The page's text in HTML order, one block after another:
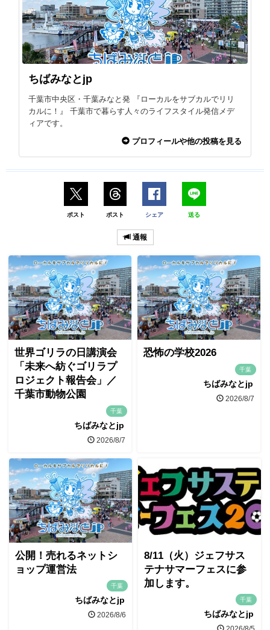
ちばみなとjp
千葉市中央区・千葉みなと発 『ローカルをサブカルでリリ
カルに！』 千葉市で暮らす人々のライフスタイル発信メデ
ィアです。
プロフィールや他の投稿を見る
ポスト ポスト シェア 送る
通報
世界ゴリラの日講演会
「未来へ紡ぐゴリラプ
ロジェクト報告会」／
千葉市動物公園
千葉
ちばみなとjp
2026/8/7
恐怖の学校2026
千葉
ちばみなとjp
2026/8/7
公開！売れるネットシ
ョップ運営法
千葉
ちばみなとjp
2026/8/6
8/11（火）ジェフサス
テナサマーフェスに参
加します。
千葉
ちばみなとjp